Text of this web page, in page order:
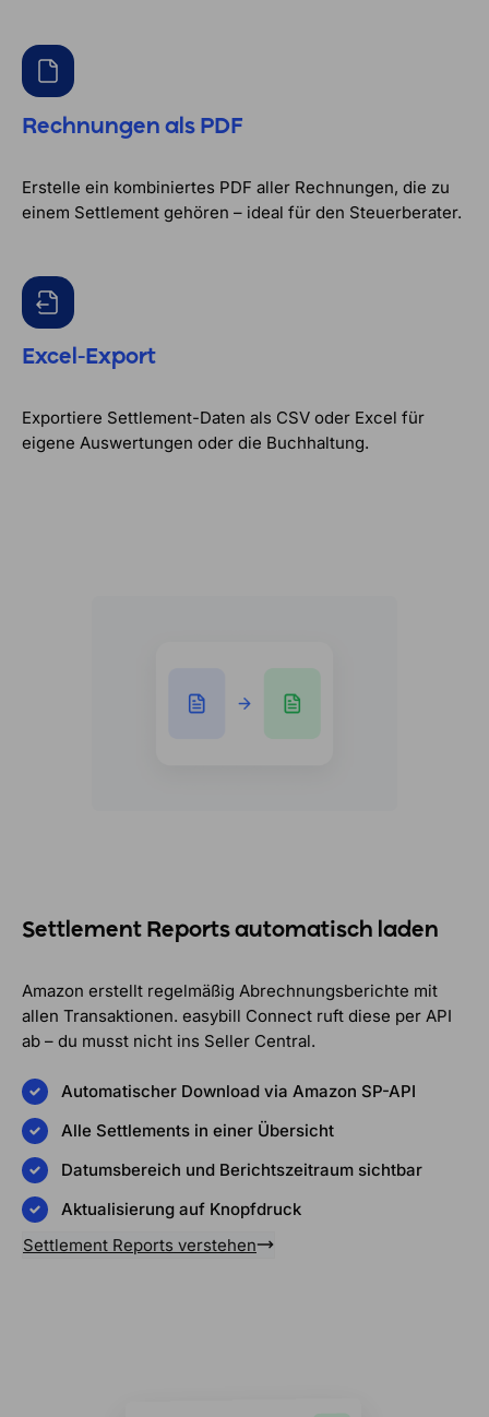
Rechnungen als PDF
Erstelle ein kombiniertes PDF aller Rechnungen, die zu
einem Settlement gehören – ideal für den Steuerberater.
Excel-Export
Exportiere Settlement-Daten als CSV oder Excel für
eigene Auswertungen oder die Buchhaltung.
Settlement Reports automatisch laden
Amazon erstellt regelmäßig Abrechnungsberichte mit
allen Transaktionen. easybill Connect ruft diese per API
ab – du musst nicht ins Seller Central.
Automatischer Download via Amazon SP-API
Alle Settlements in einer Übersicht
Datumsbereich und Berichtszeitraum sichtbar
Aktualisierung auf Knopfdruck
Settlement Reports verstehen